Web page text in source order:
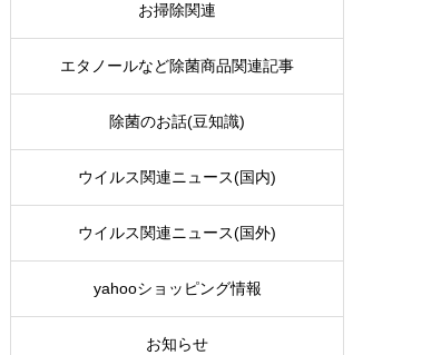
お掃除関連
エタノールなど除菌商品関連記事
除菌のお話(豆知識)
ウイルス関連ニュース(国内)
ウイルス関連ニュース(国外)
yahooショッピング情報
お知らせ